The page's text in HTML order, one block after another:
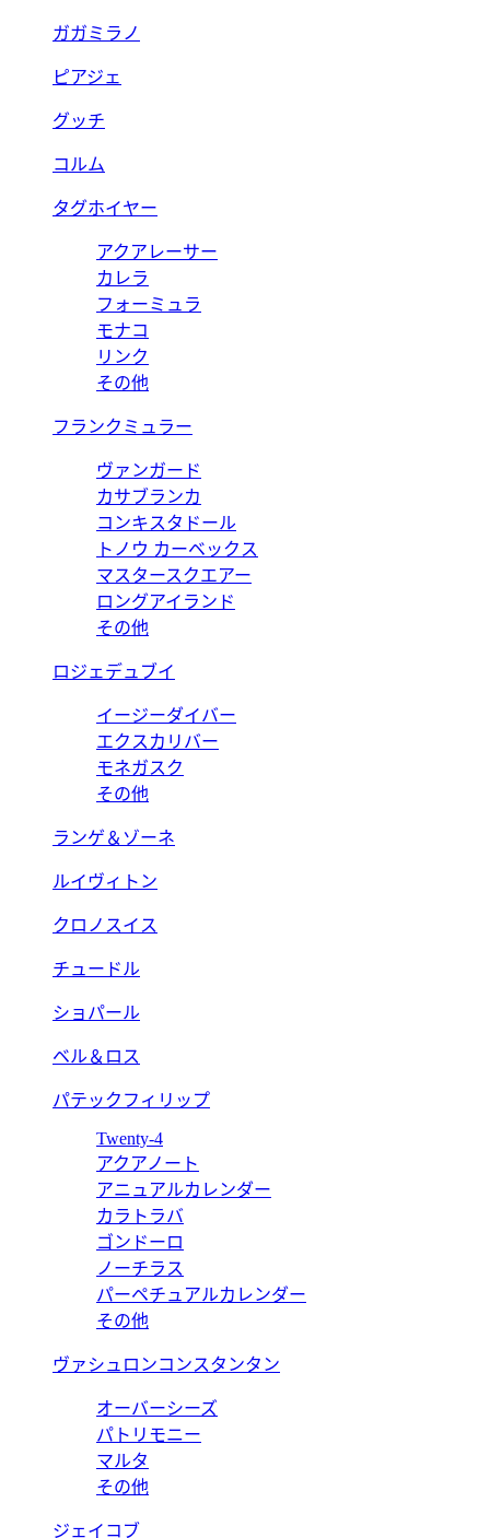
ガガミラノ
ピアジェ
グッチ
コルム
タグホイヤー
アクアレーサー
カレラ
フォーミュラ
モナコ
リンク
その他
フランクミュラー
ヴァンガード
カサブランカ
コンキスタドール
トノウ カーベックス
マスタースクエアー
ロングアイランド
その他
ロジェデュブイ
イージーダイバー
エクスカリバー
モネガスク
その他
ランゲ＆ゾーネ
ルイヴィトン
クロノスイス
チュードル
ショパール
ベル＆ロス
パテックフィリップ
Twenty-4
アクアノート
アニュアルカレンダー
カラトラバ
ゴンドーロ
ノーチラス
パーペチュアルカレンダー
その他
ヴァシュロンコンスタンタン
オーバーシーズ
パトリモニー
マルタ
その他
ジェイコブ